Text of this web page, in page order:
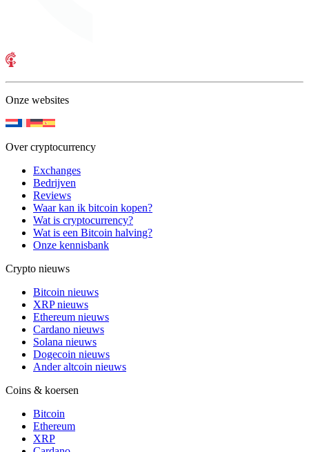
Onze websites
Over cryptocurrency
Exchanges
Bedrijven
Reviews
Waar kan ik bitcoin kopen?
Wat is cryptocurrency?
Wat is een Bitcoin halving?
Onze kennisbank
Crypto nieuws
Bitcoin nieuws
XRP nieuws
Ethereum nieuws
Cardano nieuws
Solana nieuws
Dogecoin nieuws
Ander altcoin nieuws
Coins & koersen
Bitcoin
Ethereum
XRP